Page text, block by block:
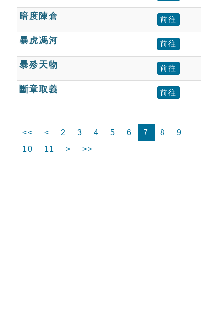
暗度陳倉 前往
暴虎馮河 前往
暴殄天物 前往
斷章取義 前往
<< < 2 3 4 5 6 7 8
9
10
11 > >>